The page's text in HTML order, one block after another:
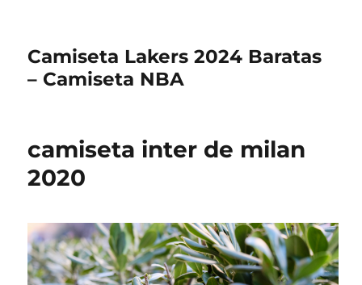
Camiseta Lakers 2024 Baratas
– Camiseta NBA
camiseta inter de milan
2020